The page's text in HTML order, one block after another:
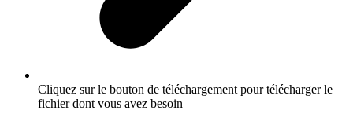
Cliquez sur le bouton de téléchargement pour télécharger le
fichier dont vous avez besoin